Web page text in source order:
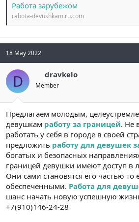
Работа зарубежом
rabota-devushkam.ru.com
18 May 2022
D dravkelo
Member
Предлагаем молодым,
девушкам работу за границей. Не
работать у себя в городе в своей
предложить работу для девушек
богатых и безопасных
границей девушки имеют доступ в
Они сами становятся его частью
обеспеченными. Работа для
шанс начать новую успешную
+7(910)146-24-28